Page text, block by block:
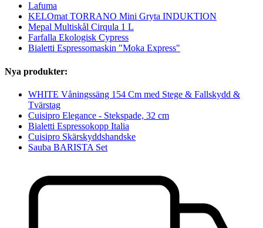
Lafuma
KELOmat TORRANO Mini Gryta INDUKTION
Mepal Multiskål Cirqula 1 L
Farfalla Ekologisk Cypress
Bialetti Espressomaskin "Moka Express"
Nya produkter:
WHITE Våningssäng 154 Cm med Stege & Fallskydd &
Tvärstag
Cuisipro Elegance - Stekspade, 32 cm
Bialetti Espressokopp Italia
Cuisipro Skärskyddshandske
Sauba BARISTA Set